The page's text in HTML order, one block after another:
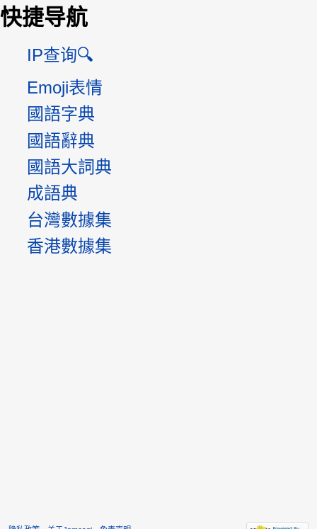
快捷导航
IP查询🔍
Emoji表情
國語字典
國語辭典
國語大詞典
成語典
台灣數據集
香港數據集